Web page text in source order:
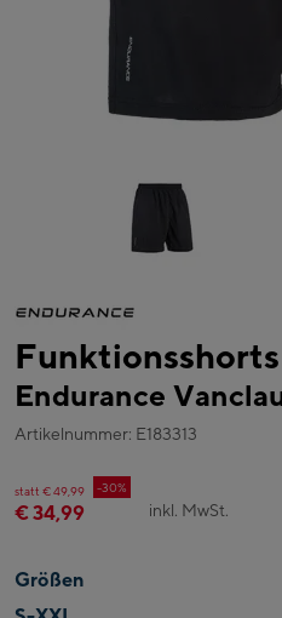
Endurance
Artikelnummer: E183313
statt € 49,99 -30%
€ 34,99 inkl. MwSt.
Größen